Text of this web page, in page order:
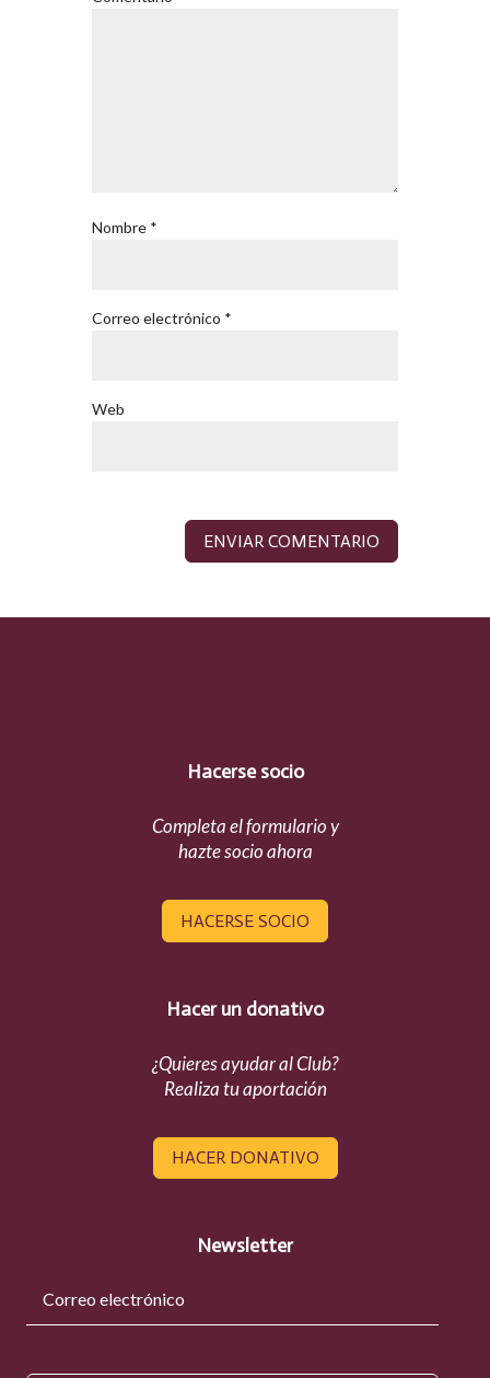
Nombre *
Correo electrónico *
Web
Hacerse socio
Completa el formulario y
hazte socio ahora
HACERSE SOCIO
Hacer un donativo
¿Quieres ayudar al Club?
Realiza tu aportación
HACER DONATIVO
Newsletter